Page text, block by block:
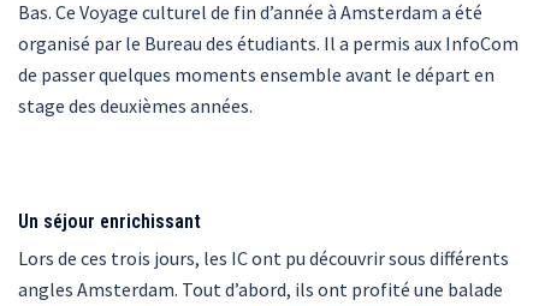
Bas. Ce Voyage culturel de fin d’année à Amsterdam a été
organisé par le Bureau des étudiants. Il a permis aux InfoCom
de passer quelques moments ensemble avant le départ en
stage des deuxièmes années.
Un séjour enrichissant
Lors de ces trois jours, les IC ont pu découvrir sous différents
angles Amsterdam. Tout d’abord, ils ont profité une balade